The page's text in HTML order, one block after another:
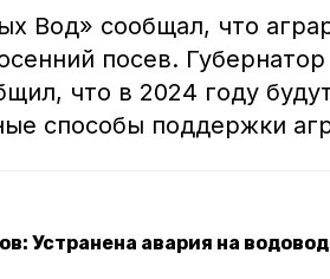
Вод» сообщал, что
посев. Губернатор
что в 2024 году
способы поддержки
Устранена авария на